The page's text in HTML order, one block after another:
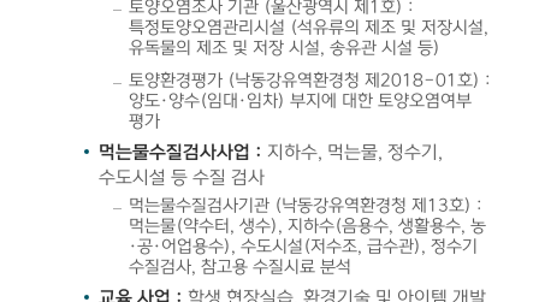
토양오염조사 기관 (울산광역시 제1호) :
특정토양오염관리시설 (석유류의 제조 및 저장시설,
유독물의 제조 및 저장 시설, 송유관 시설 등)
토양환경평가 (낙동강유역환경청 제2018-01호) :
양도·양수(임대·임차) 부지에 대한 토양오염여부
평가
먹는물수질검사사업 : 지하수, 먹는물, 정수기,
수도시설 등 수질 검사
먹는물수질검사기관 (낙동강유역환경청 제13호) :
먹는물(약수터, 생수), 지하수(음용수, 생활용수, 농
·공·어업용수), 수도시설(저수조, 급수관), 정수기
수질검사, 참고용 수질시료 분석
교육 사업 : 학생 현장실습, 환경기술 및 아이템 개발